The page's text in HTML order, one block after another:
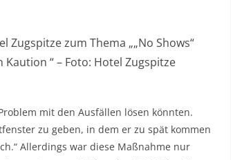
zum Thema „„No Shows“
“ – Foto: Hotel Zugspitze
mit den Ausfällen lösen könnten.
zu geben, in dem er zu spät kommen
Allerdings war diese Maßnahme nur